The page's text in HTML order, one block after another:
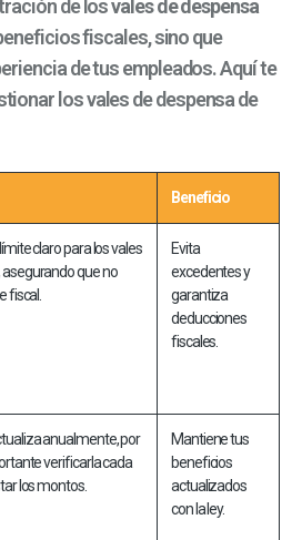
de losvales de despensa
fiscales, sino que
de tus empleados. Aquí te
los vales de despensa de
Beneficio
claro para los vales
que no
fiscal.
Evita
excedentes y
garantiza
deducciones
fiscales.
anualmente, por
verificarla cada
los montos.
Mantiene tus
beneficios
actualizados
con la ley.